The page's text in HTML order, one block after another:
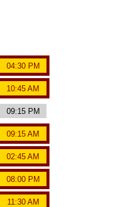
04:30 PM
10:45 AM
09:15 PM
09:15 AM
02:45 AM
08:00 PM
11:30 AM